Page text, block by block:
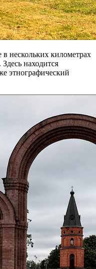
нескольких километрах
находится
этнографический